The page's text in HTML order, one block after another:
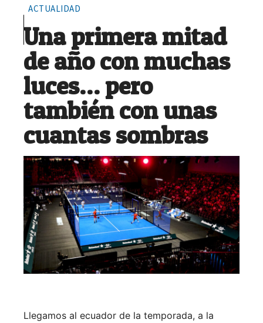
ACTUALIDAD
Una primera mitad
de año con muchas
luces… pero
también con unas
cuantas sombras
Llegamos al ecuador de la temporada, a la